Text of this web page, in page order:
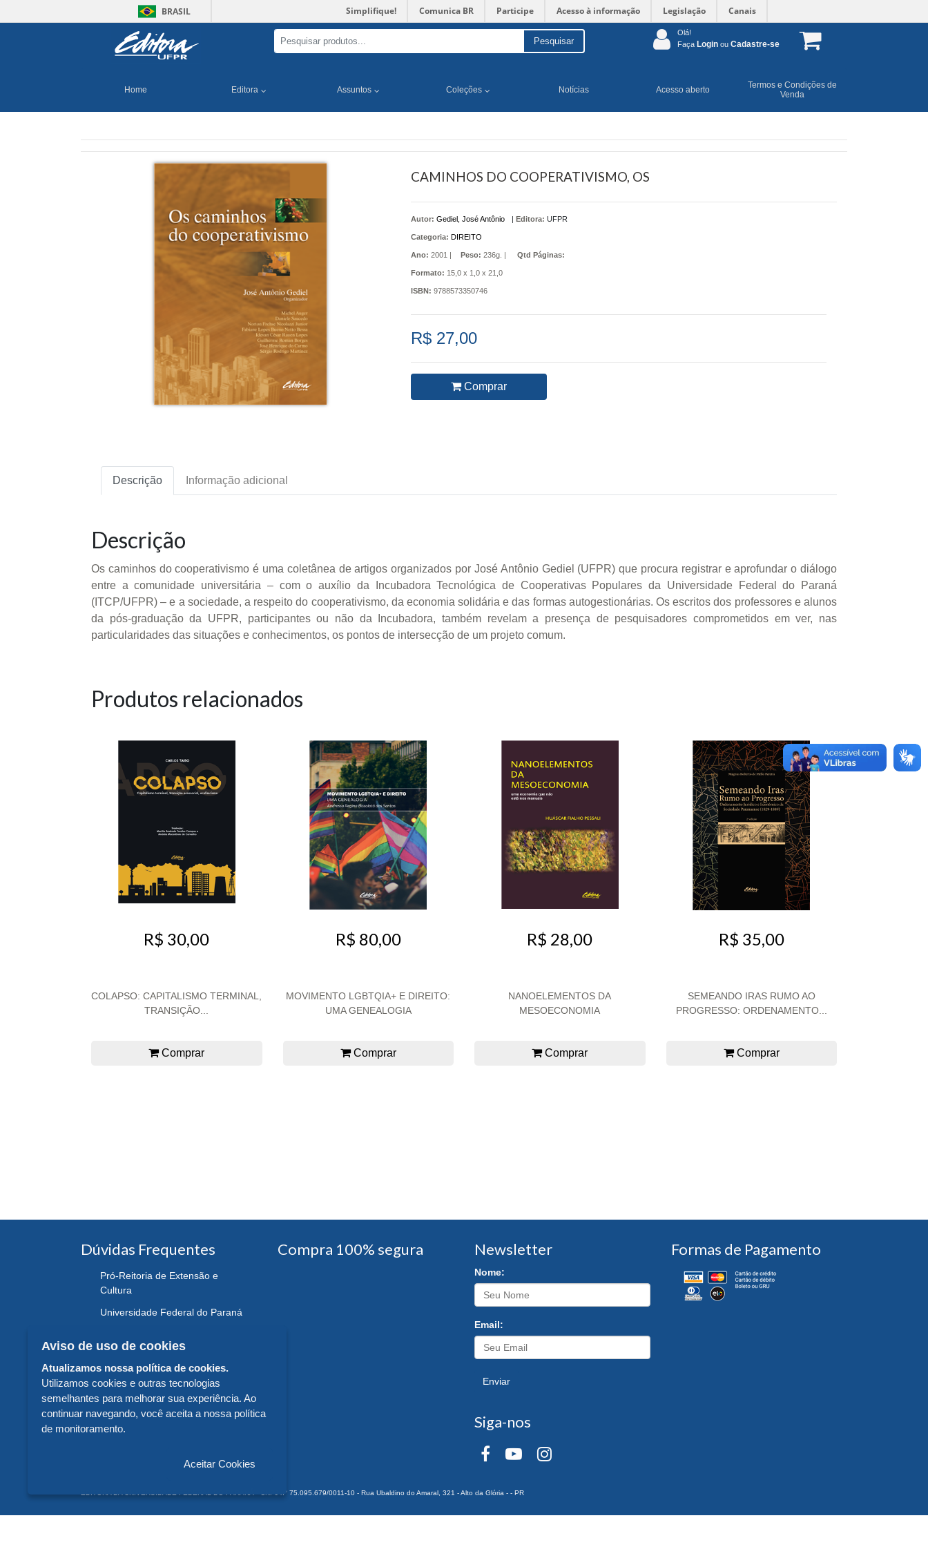
BRASIL Simplifique! Comunica BR Participe Acesso à informação Legislação Canais
Pesquisar
Olá!
Faça Login ou Cadastre-se
Home Editora Assuntos Coleções Notícias Acesso aberto
Termos e Condições de
Venda
CAMINHOS DO COOPERATIVISMO, OS
Autor: Gediel, José Antônio | Editora: UFPR
Categoria: DIREITO
Ano: 2001 | Peso: 236g. | Qtd Páginas:
Formato: 15,0 x 1,0 x 21,0
ISBN: 9788573350746
R$ 27,00
Comprar
Descrição Informação adicional
Descrição
Os caminhos do cooperativismo é uma coletânea de artigos organizados por José Antônio Gediel (UFPR) que procura registrar e aprofundar o diálogo
entre a comunidade universitária – com o auxílio da Incubadora Tecnológica de Cooperativas Populares da Universidade Federal do Paraná
(ITCP/UFPR) – e a sociedade, a respeito do cooperativismo, da economia solidária e das formas autogestionárias. Os escritos dos professores e alunos
da pós-graduação da UFPR, participantes ou não da Incubadora, também revelam a presença de pesquisadores comprometidos em ver, nas
particularidades das situações e conhecimentos, os pontos de intersecção de um projeto comum.
Produtos relacionados
R$ 30,00
COLAPSO: CAPITALISMO TERMINAL,
TRANSIÇÃO...
Comprar
R$ 80,00
MOVIMENTO LGBTQIA+ E DIREITO:
UMA GENEALOGIA
Comprar
R$ 28,00
NANOELEMENTOS DA
MESOECONOMIA
Comprar
R$ 35,00
SEMEANDO IRAS RUMO AO
PROGRESSO: ORDENAMENTO...
Comprar
Dúvidas Frequentes
Pró-Reitoria de Extensão e
Cultura
Universidade Federal do Paraná
Compra 100% segura Newsletter
Nome:
Email:
Enviar
Siga-nos
Formas de Pagamento
EDITORA DA UNIVERSIDADE FEDERAL DO PARANÁ - CNPJ n° 75.095.679/0011-10 - Rua Ubaldino do Amaral, 321 - Alto da Glória - - PR
Aviso de uso de cookies
Atualizamos nossa política de cookies.
Utilizamos cookies e outras tecnologias
semelhantes para melhorar sua experiência. Ao
continuar navegando, você aceita a nossa política
de monitoramento.
Aceitar Cookies